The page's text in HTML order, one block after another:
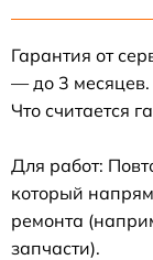
Гарантия от
— до 3 месяцев.
Что считается
Для работ:
который
ремонта
запчасти).